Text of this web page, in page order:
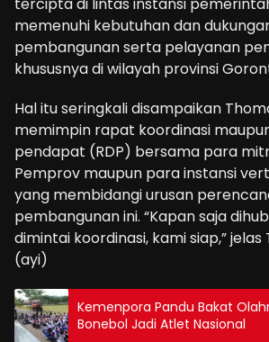
tercipta di lintas instansi
memenuhi kebutuhan dan
pembangunan serta pelayanan
khususnya di wilayah provinsi
Hal itu seringkali disampaikan
memimpin rapat koordinasi
pendapat (RDP) bersama para
Pemprov maupun para instansi
yang membidangi urusan
pembangunan ini. “Kapan saja
dimintai koordinasi, kami siap,” jelas
(ayi)
Kemenpora Pandu Bakat
Bonebol Jadi Atlet Nasional